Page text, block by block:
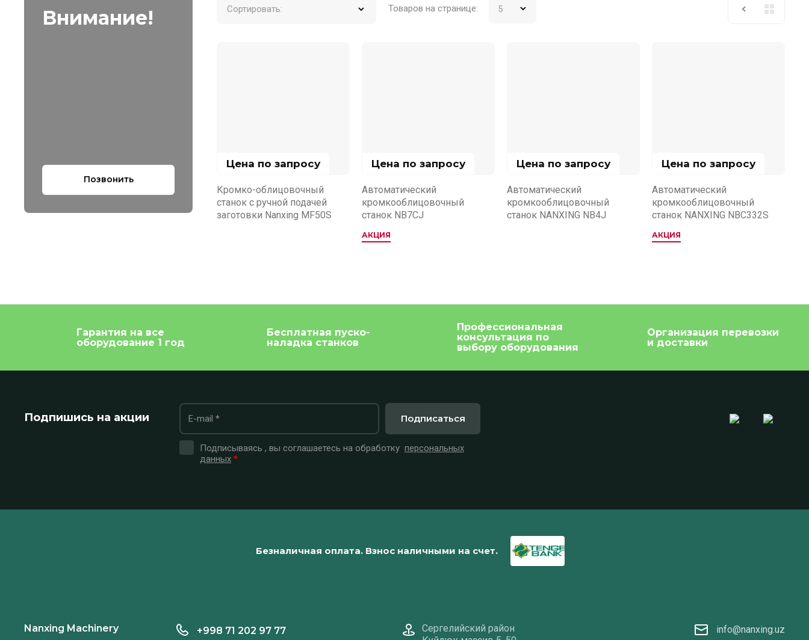
Внимание!
Позвонить
Сортировать: Товаров на странице:
Цена по запросу
Кромко-облицовочный
станок с ручной подачей
заготовки Nanxing MF50S
Цена по запросу
Автоматический
кромкооблицовочный
станок NB7CJ
АКЦИЯ
Цена по запросу
Автоматический
кромкооблицовочный
станок NANXING NB4J
Цена по запросу
Автоматический
кромкооблицовочный
станок NANXING NBС332S
АКЦИЯ
Гарантия на все
оборудование 1 год
Бесплатная пуско-
наладка станков
Профессиональная
консультация по
выбору оборудования
Организация перевозки
и доставки
Подпишись на акции
Подписываясь , вы соглашаетесь на обработку персональных
данных *
Подписаться
Безналичная оплата. Взнос наличными на счет.
Nanxing Machinery +998 71 202 97 77
Сергелийский район
info@nanxing.uz